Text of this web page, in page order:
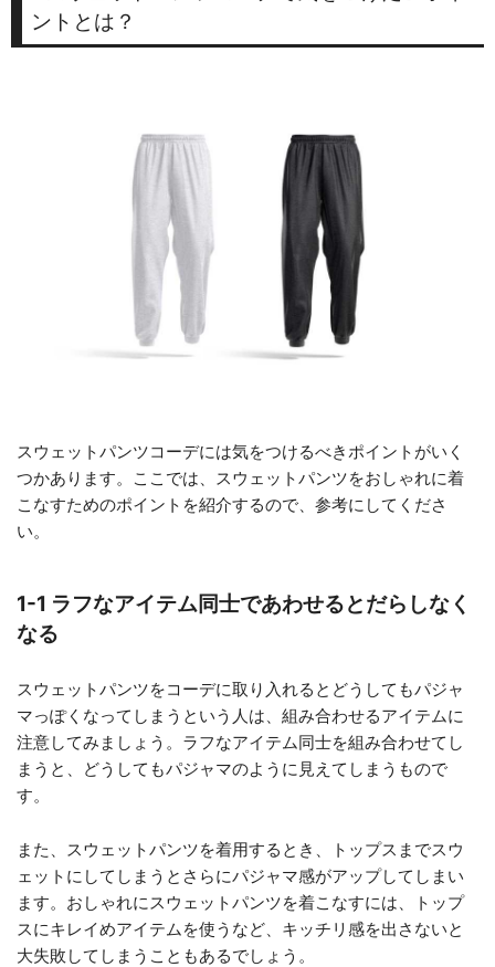
ントとは？
スウェットパンツコーデには気をつけるべきポイントがいく
つかあります。ここでは、スウェットパンツをおしゃれに着
こなすためのポイントを紹介するので、参考にしてくださ
い。
1-1 ラフなアイテム同士であわせるとだらしなく
なる
スウェットパンツをコーデに取り入れるとどうしてもパジャ
マっぽくなってしまうという人は、組み合わせるアイテムに
注意してみましょう。ラフなアイテム同士を組み合わせてし
まうと、どうしてもパジャマのように見えてしまうもので
す。
また、スウェットパンツを着用するとき、トップスまでスウ
ェットにしてしまうとさらにパジャマ感がアップしてしまい
ます。おしゃれにスウェットパンツを着こなすには、トップ
スにキレイめアイテムを使うなど、キッチリ感を出さないと
大失敗してしまうこともあるでしょう。